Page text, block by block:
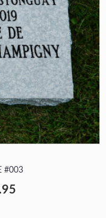
#003